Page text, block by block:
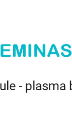
- plasma